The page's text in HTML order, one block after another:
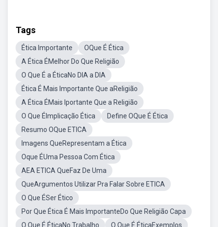
Tags
Ética Importante
OQue É Ética
A Ética ÉMelhor Do Que Religião
O Que É a ÉticaNo DIA a DIA
Ética É Mais Importante Que aReligião
A Ética ÉMais Iportante Que a Religião
O Que ÉImplicação Ética
Define OQue É Ética
Resumo OQue ETICA
Imagens QueRepresentam a Ética
Oque ÉUma Pessoa Com Ética
AEA ETICA QueFaz De Uma
QueArgumentos Utilizar Pra Falar Sobre ETICA
O Que ÉSer Ético
Por Que Ética É Mais ImportanteDo Que Religião Capa
O Que É ÉticaNo Trabalho
O Que É ÉticaExemplos